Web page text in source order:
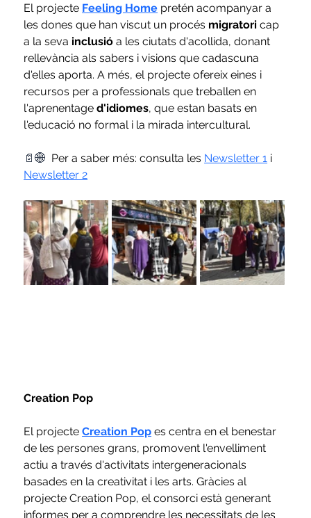
El projecte Feeling Home pretén acompanyar a
les dones que han viscut un procés migratori cap
a la seva inclusió a les ciutats d'acollida, donant
rellevància als sabers i visions que cadascuna
d'elles aporta. A més, el projecte ofereix eines i
recursos per a professionals que treballen en
l'aprenentage d'idiomes, que estan basats en
l'educació no formal i la mirada intercultural.
📄🌐 Per a saber més: consulta les Newsletter 1 i
Newsletter 2
Creation Pop
El projecte Creation Pop es centra en el benestar
de les persones grans, promovent l'envelliment
actiu a través d'activitats intergeneracionals
basades en la creativitat i les arts. Gràcies al
projecte Creation Pop, el consorci està generant
informes per a comprendre les necessitats de les